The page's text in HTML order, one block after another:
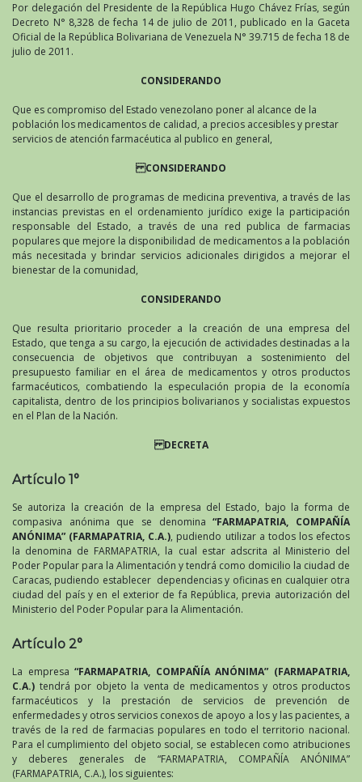
Por delegación del Presidente de la República Hugo Chávez Frías, según
Decreto N° 8,328 de fecha 14 de julio de 2011, publicado en la Gaceta
Oficial de la República Bolivariana de Venezuela N° 39.715 de fecha 18 de
julio de 2011.
CONSIDERANDO
Que es compromiso del Estado venezolano poner al alcance de la
población los medicamentos de calidad, a precios accesibles y prestar
servicios de atención farmacéutica al publico en general,
CONSIDERANDO
Que el desarrollo de programas de medicina preventiva, a través de las
instancias previstas en el ordenamiento jurídico exige la participación
responsable del Estado, a través de una red publica de farmacias
populares que mejore la disponibilidad de medicamentos a la población
más necesitada y brindar servicios adicionales dirigidos a mejorar el
bienestar de la comunidad,
CONSIDERANDO
Que resulta prioritario proceder a la creación de una empresa del
Estado, que tenga a su cargo, la ejecución de actividades destinadas a la
consecuencia de objetivos que contribuyan a sostenimiento del
presupuesto familiar en el área de medicamentos y otros productos
farmacéuticos, combatiendo la especulación propia de la economía
capitalista, dentro de los principios bolivarianos y socialistas expuestos
en el Plan de la Nación.
DECRETA
Artículo 1°
Se autoriza la creación de la empresa del Estado, bajo la forma de
compasiva anónima que se denomina“FARMAPATRIA, COMPAÑÍA
ANÓNIMA” (FARMAPATRIA, C.A.), pudiendo utilizar a todos los efectos
la denomina de FARMAPATRIA, la cual estar adscrita al Ministerio del
Poder Popular para la Alimentación y tendrá como domicilio la ciudad de
Caracas, pudiendo establecer dependencias y oficinas en cualquier otra
ciudad del país y en el exterior de fa República, previa autorización del
Ministerio del Poder Popular para la Alimentación.
Artículo 2°
La empresa“FARMAPATRIA, COMPAÑÍA ANÓNIMA” (FARMAPATRIA,
C.A.) tendrá por objeto la venta de medicamentos y otros productos
farmacéuticos y la prestación de servicios de prevención de
enfermedades y otros servicios conexos de apoyo a los y las pacientes, a
través de la red de farmacias populares en todo el territorio nacional.
Para el cumplimiento del objeto social, se establecen como atribuciones
y deberes generales de “FARMAPATRIA, COMPAÑÍA ANÓNIMA”
(FARMAPATRIA, C.A.), los siguientes: